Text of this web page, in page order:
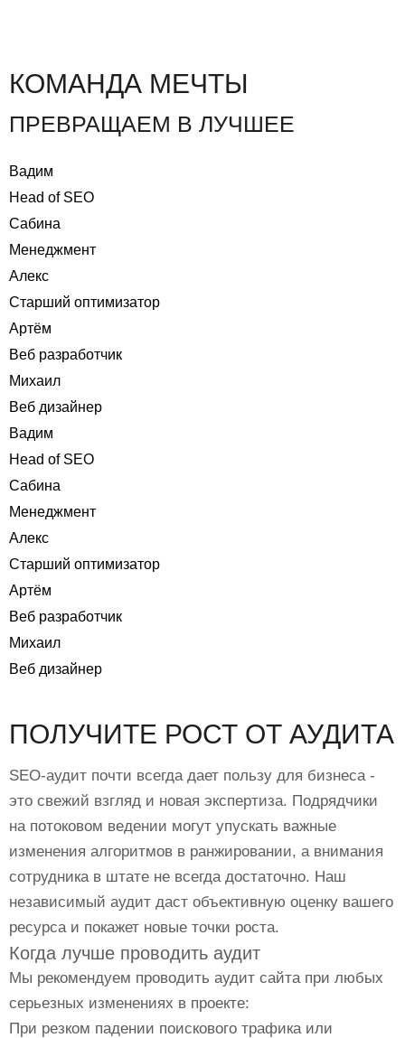
КОМАНДА МЕЧТЫ
ПРЕВРАЩАЕМ В ЛУЧШЕЕ
Вадим
Head of SEO
Сабина
Менеджмент
Алекс
Старший оптимизатор
Артём
Веб разработчик
Михаил
Веб дизайнер
Вадим
Head of SEO
Сабина
Менеджмент
Алекс
Старший оптимизатор
Артём
Веб разработчик
Михаил
Веб дизайнер
ПОЛУЧИТЕ РОСТ ОТ АУДИТА
SEO-аудит почти всегда дает пользу для бизнеса -
это свежий взгляд и новая экспертиза. Подрядчики
на потоковом ведении могут упускать важные
изменения алгоритмов в ранжировании, а внимания
сотрудника в штате не всегда достаточно. Наш
независимый аудит даст объективную оценку вашего
ресурса и покажет новые точки роста.
Когда лучше проводить аудит
Мы рекомендуем проводить аудит сайта при любых
серьезных изменениях в проекте:
При резком падении поискового трафика или